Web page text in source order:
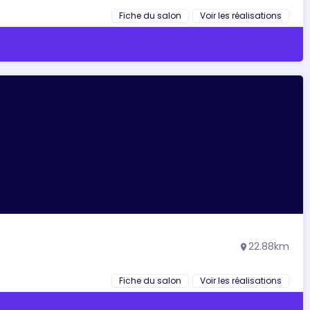
Fiche du salon Voir les réalisations
location_on 22.88km
Fiche du salon Voir les réalisations